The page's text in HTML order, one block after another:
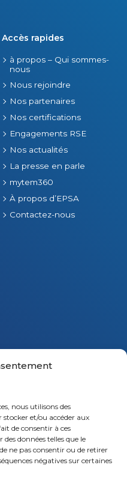
nous utilisons des
stocker et/ou accéder aux
de consentir à ces
données telles que le
ne pas consentir ou de retirer
négatives sur certaines
Accès rapides
à propos – Qui sommes-
nous
Nous rejoindre
Nos partenaires
Nos certifications
Engagements RSE
Nos actualités
La presse en parle
mytem360
À propos d’EPSA
Contactez-nous